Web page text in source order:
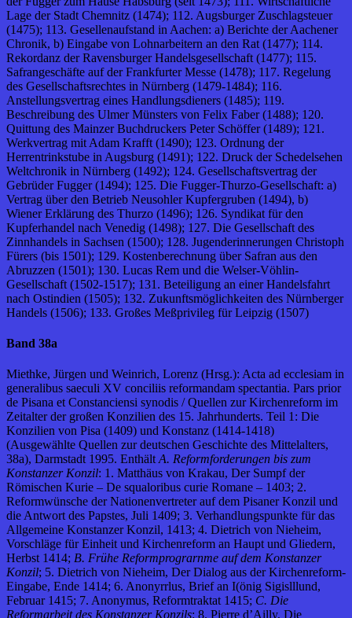
Lage der Stadt Chemnitz (1474); 112. Augsburger Zuschlagsteuer
(1475); 113. Gesellenaufstand in Aachen: a) Berichte der Aachener
Chronik, b) Eingabe von Lohnarbeitern an den Rat (1477); 114.
Rekordanz der Ravensburger Handelsgesellschaft (1477); 115.
Safrangeschäfte auf der Frankfurter Messe (1478); 117. Regelung
des Gesellschaftsrechtes in Nürnberg (1479-1484); 116.
Anstellungsvertrag eines Handlungsdieners (1485); 119.
Beschreibung des Ulmer Münsters von Felix Faber (1488); 120.
Quittung des Mainzer Buchdruckers Peter Schöffer (1489); 121.
Werkvertrag mit Adam Krafft (1490); 123. Ordnung der
Herrentrinkstube in Augsburg (1491); 122. Druck der Schedelsehen
Weltchronik in Nürnberg (1492); 124. Gesellschaftsvertrag der
Gebrüder Fugger (1494); 125. Die Fugger-Thurzo-Gesellschaft: a)
Vertrag über den Betrieb Neusohler Kupfergruben (1494), b)
Wiener Erklärung des Thurzo (1496); 126. Syndikat für den
Kupferhandel nach Venedig (1498); 127. Die Gesellschaft des
Zinnhandels in Sachsen (1500); 128. Jugenderinnerungen Christoph
Fürers (bis 1501); 129. Kostenberechnung über Safran aus den
Abruzzen (1501); 130. Lucas Rem und die Welser-Vöhlin-
Gesellschaft (1502-1517); 131. Beteiligung an einer Handelsfahrt
nach Ostindien (1505); 132. Zukunftsmöglichkeiten des Nürnberger
Handels (1506); 133. Großes Meßprivileg für Leipzig (1507)
Band 38a
Miethke, Jürgen und Weinrich, Lorenz (Hrsg.): Acta ad ecclesiam in
generalibus saeculi XV conciliis reformandam spectantia. Pars prior
de Pisana et Constanciensi synodis / Quellen zur Kirchenreform im
Zeitalter der großen Konzilien des 15. Jahrhunderts. Teil 1: Die
Konzilien von Pisa (1409) und Konstanz (1414-1418)
(Ausgewählte Quellen zur deutschen Geschichte des Mittelalters,
38a), Darmstadt 1995. EnthältA. Reformforderungen bis zum
Konstanzer Konzil: 1. Matthäus von Krakau, Der Sumpf der
Römischen Kurie – De squaloribus curie Romane – 1403; 2.
Reformwünsche der Nationenvertreter auf dem Pisaner Konzil und
die Antwort des Papstes, Juli 1409; 3. Verhandlungspunkte für das
Allgemeine Konstanzer Konzil, 1413; 4. Dietrich von Nieheim,
Vorschläge für Einheit und Kirchenreform an Haupt und Gliedern,
Herbst 1414; B. Frühe Reformprograrnme auf dem Konstanzer
Konzil; 5. Dietrich von Nieheim, Der Dialog aus der Kirchenreform-
Eingabe, Ende 1414; 6. Anonyrrlus, Brief an I(önig Sigislllund,
Februar 1415; 7. Anonymus, Reformtraktat 1415; C. Die
Reformarbeit des Konstanzer Konzils: 8. Pierre d’Ailly, Die